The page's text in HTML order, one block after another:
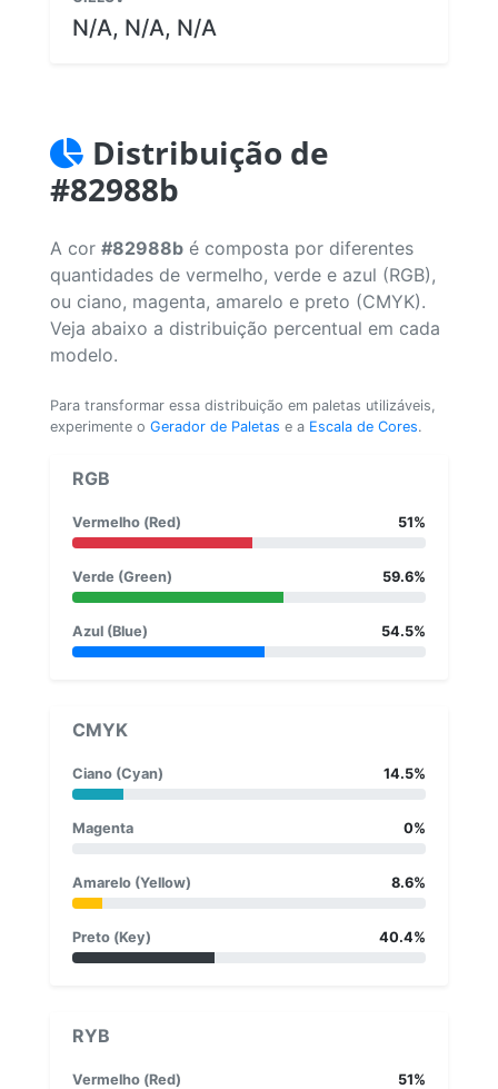
N/A, N/A, N/A
Distribuição de
#82988b
A cor #82988b é composta por diferentes
quantidades de vermelho, verde e azul (RGB),
ou ciano, magenta, amarelo e preto (CMYK).
Veja abaixo a distribuição percentual em cada
modelo.
Para transformar essa distribuição em paletas utilizáveis,
experimente o Gerador de Paletas e a Escala de Cores.
RGB
Vermelho (Red) 51%
Verde (Green) 59.6%
Azul (Blue) 54.5%
CMYK
Ciano (Cyan) 14.5%
Magenta 0%
Amarelo (Yellow) 8.6%
Preto (Key) 40.4%
RYB
Vermelho (Red) 51%